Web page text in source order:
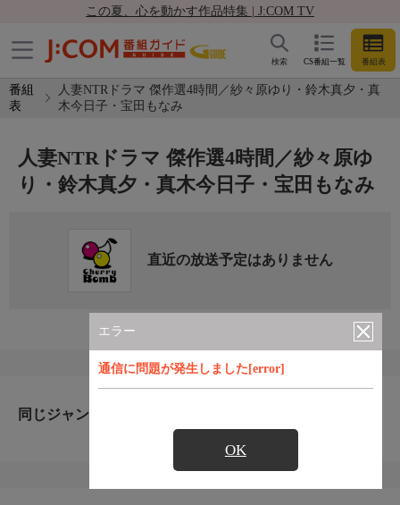
この夏、心を動かす作品特集 | J:COM TV
CS番組一覧 番組表
検索
番組
表
人妻NTRドラマ 傑作選4時間／紗々原ゆり・鈴木真夕・真
木今日子・宝田もなみ
エラー
通信に問題が発生しました[error]
OK
人妻NTRドラマ 傑作選4時間／紗々原ゆ
り・鈴木真夕・真木今日子・宝田もなみ
直近の放送予定はありません
同じジャンルのおすすめ番組